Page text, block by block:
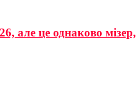
але це однаково